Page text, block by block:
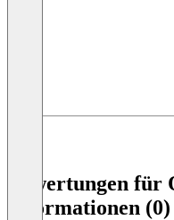
Bewertungen
Informationen (0)